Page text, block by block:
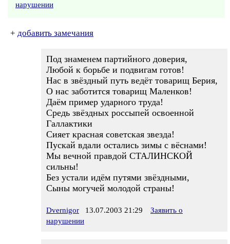
нарушении
+ добавить замечания
Под знаменем партийного доверия,
Любой к борьбе и подвигам готов!
Нас в звёздный путь ведёт товарищ Берия,
О нас заботится товарищ Маленков!
Даём пример ударного труда!
Средь звёздных россыпей освоенной
Галлактики
Сияет красная советская звезда!
Пускай вдали остались зимы с вёснами!
Мы вечной правдой СТАЛИНСКОЙ
сильны!
Без устали идём путями звёздными,
Сыны могучей молодой страны!
Dvernigor 13.07.2003 21:29
Заявить о
нарушении